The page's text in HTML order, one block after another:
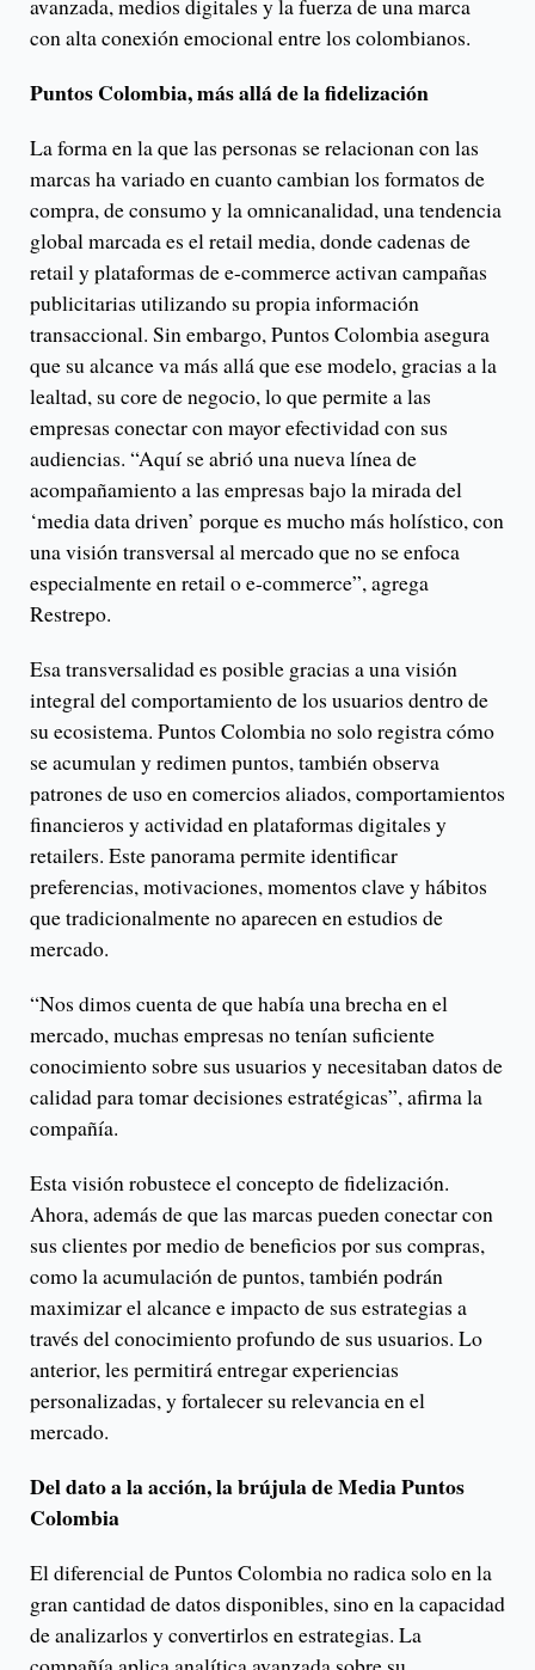
avanzada, medios digitales y la fuerza de una marca
con alta conexión emocional entre los colombianos.
Puntos Colombia, más allá de la fidelización
La forma en la que las personas se relacionan con las
marcas ha variado en cuanto cambian los formatos de
compra, de consumo y la omnicanalidad, una tendencia
global marcada es el retail media, donde cadenas de
retail y plataformas de e-commerce activan campañas
publicitarias utilizando su propia información
transaccional. Sin embargo, Puntos Colombia asegura
que su alcance va más allá que ese modelo, gracias a la
lealtad, su core de negocio, lo que permite a las
empresas conectar con mayor efectividad con sus
audiencias. “Aquí se abrió una nueva línea de
acompañamiento a las empresas bajo la mirada del
‘media data driven’ porque es mucho más holístico, con
una visión transversal al mercado que no se enfoca
especialmente en retail o e-commerce”, agrega
Restrepo.
Esa transversalidad es posible gracias a una visión
integral del comportamiento de los usuarios dentro de
su ecosistema. Puntos Colombia no solo registra cómo
se acumulan y redimen puntos, también observa
patrones de uso en comercios aliados, comportamientos
financieros y actividad en plataformas digitales y
retailers. Este panorama permite identificar
preferencias, motivaciones, momentos clave y hábitos
que tradicionalmente no aparecen en estudios de
mercado.
“Nos dimos cuenta de que había una brecha en el
mercado, muchas empresas no tenían suficiente
conocimiento sobre sus usuarios y necesitaban datos de
calidad para tomar decisiones estratégicas”, afirma la
compañía.
Esta visión robustece el concepto de fidelización.
Ahora, además de que las marcas pueden conectar con
sus clientes por medio de beneficios por sus compras,
como la acumulación de puntos, también podrán
maximizar el alcance e impacto de sus estrategias a
través del conocimiento profundo de sus usuarios. Lo
anterior, les permitirá entregar experiencias
personalizadas, y fortalecer su relevancia en el
mercado.
Del dato a la acción, la brújula de Media Puntos
Colombia
El diferencial de Puntos Colombia no radica solo en la
gran cantidad de datos disponibles, sino en la capacidad
de analizarlos y convertirlos en estrategias. La